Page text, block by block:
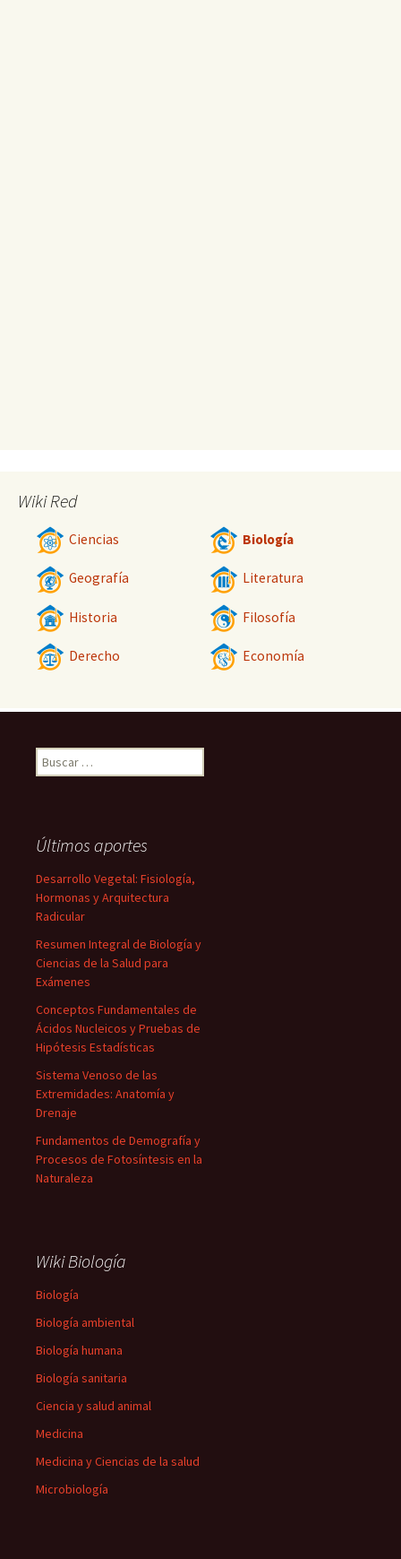
Wiki Red
Ciencias Biología
Geografía Literatura
Historia Filosofía
Derecho Economía
Buscar:
Últimos aportes
Desarrollo Vegetal: Fisiología,
Hormonas y Arquitectura
Radicular
Resumen Integral de Biología y
Ciencias de la Salud para
Exámenes
Conceptos Fundamentales de
Ácidos Nucleicos y Pruebas de
Hipótesis Estadísticas
Sistema Venoso de las
Extremidades: Anatomía y
Drenaje
Fundamentos de Demografía y
Procesos de Fotosíntesis en la
Naturaleza
Wiki Biología
Biología
Biología ambiental
Biología humana
Biología sanitaria
Ciencia y salud animal
Medicina
Medicina y Ciencias de la salud
Microbiología